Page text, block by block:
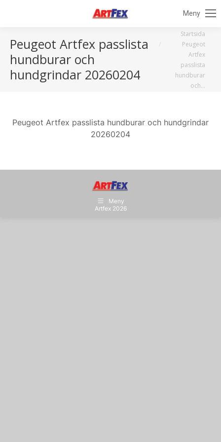
Meny
Peugeot Artfex passlista
hundburar och
hundgrindar 20260204
Du är här:Startsida
Peugeot
Artfex
passlista
hundburar
och…
Peugeot Artfex passlista hundburar och hundgrindar
20260204
Meny
Artfex 2026